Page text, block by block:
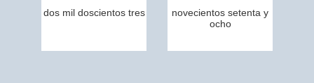
dos mil doscientos tres
novecientos setenta y
ocho